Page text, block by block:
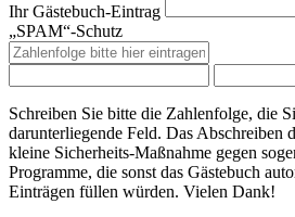
Ihr Gästebuch-Eintrag
„SPAM“-Schutz
Schreiben Sie bitte die Zahlenfolge, die
darunterliegende Feld. Das Abschreiben
kleine Sicherheits-Maßnahme gegen
Programme, die sonst das Gästebuch
Einträgen füllen würden. Vielen Dank!